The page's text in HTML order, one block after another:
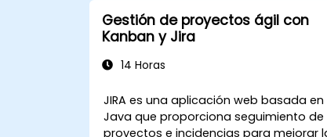
Gestión de proyectos ágil con
Kanban y Jira
14 Horas
JIRA es una aplicación web basada en
Java que proporciona seguimiento de
proyectos e incidencias para mejorar